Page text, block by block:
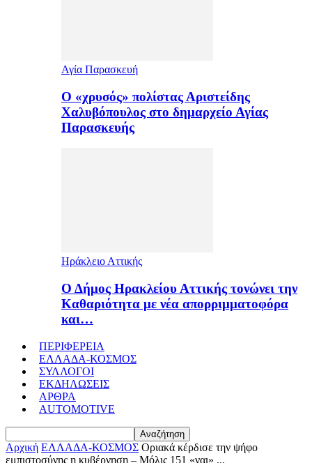
Αγία Παρασκευή
Ο «χρυσός» πολίστας Αριστείδης
Χαλυβόπουλος στο δημαρχείο Αγίας
Παρασκευής
Ηράκλειο Αττικής
Ο Δήμος Ηρακλείου Αττικής τονώνει την
Καθαριότητα με νέα απορριμματοφόρα
και…
ΠΕΡΙΦΕΡΕΙΑ
ΕΛΛΑΔΑ-ΚΟΣΜΟΣ
ΣΥΛΛΟΓΟΙ
ΕΚΔΗΛΩΣΕΙΣ
ΑΡΘΡΑ
AUTOMOTIVE
Αρχική ΕΛΛΑΔΑ-ΚΟΣΜΟΣ Οριακά κέρδισε την ψήφο
εμπιστοσύνης η κυβέρνηση – Μόλις 151 «ναι» ...